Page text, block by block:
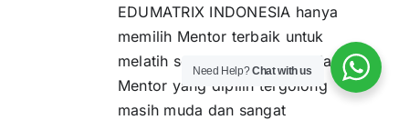
EDUMATRIX INDONESIA hanya
memilih Mentor terbaik untuk
melatih setiap Siswanya. Setiap
Mentor yang dipilih tergolong
masih muda dan sangat
Need Help?Chat with us